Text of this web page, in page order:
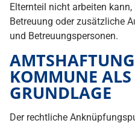
Elternteil nicht arbeiten
Betreuung oder zusätzliche
und Betreuungspersonen.
KOMMUNE ALS
GRUNDLAGE
Der rechtliche